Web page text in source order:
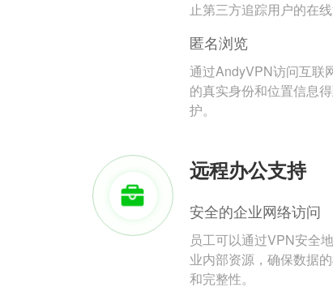
止第三方追踪用户的在线
匿名浏览
通过AndyVPN访问互联
的真实身份和位置信息
护。
远程办公支持
安全的企业网络访问
员工可以通过VPN安全
业内部资源，确保数据
和完整性。